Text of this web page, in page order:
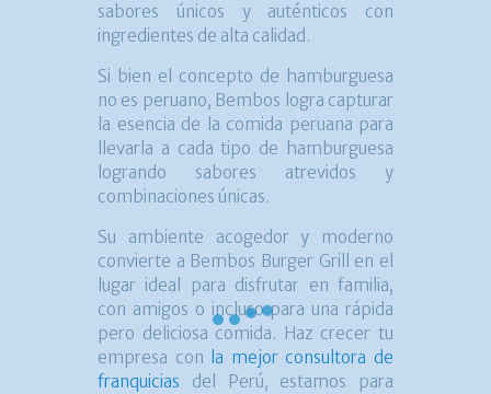
sabores únicos y auténticos con
ingredientes de alta calidad.
Si bien el concepto de hamburguesa
no es peruano, Bembos logra capturar
la esencia de la comida peruana para
llevarla a cada tipo de hamburguesa
logrando sabores atrevidos y
combinaciones únicas.
Su ambiente acogedor y moderno
convierte a Bembos Burger Grill en el
lugar ideal para disfrutar en familia,
con amigos o incluso para una rápida
pero deliciosa comida. Haz crecer tu
empresa con la mejor consultora de
franquicias del Perú, estamos para